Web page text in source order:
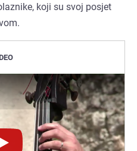
koji su svoj posjet
Novinet.tv
Novinet.tv